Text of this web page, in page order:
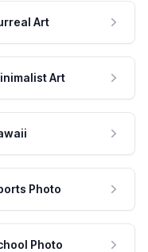
Art
Art
Photo
Photo